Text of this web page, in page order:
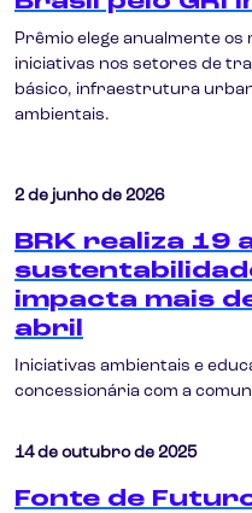
Prêmio elege anualmente
iniciativas nos setores de
básico, infraestrutura
ambientais.
2 de junho de 2026
BRK realiza 19
impacta mais
abril
Iniciativas ambientais e
concessionária com a
14 de outubro de 2025
Fonte de